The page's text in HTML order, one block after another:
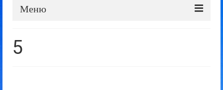
Меню
5